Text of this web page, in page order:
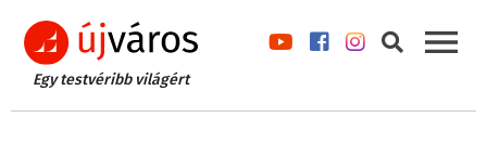
Egy testvéribb világért